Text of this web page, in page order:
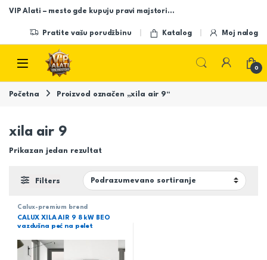
Skip to navigation
Skip to content
VIP Alati – mesto gde kupuju pravi majstori…
Pratite vašu porudžbinu Katalog Moj nalog
Open
0
Početna Proizvod označen „xila air 9“
xila air 9
Prikazan jedan rezultat
Filters
Calux-premium brend
CALUX XILA AIR 9 8 kW BEO
vazdušna peć na pelet